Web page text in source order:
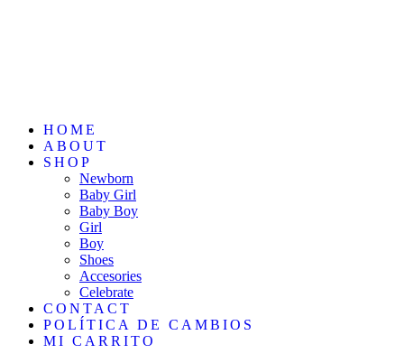
HOME
ABOUT
SHOP
Newborn
Baby Girl
Baby Boy
Girl
Boy
Shoes
Accesories
Celebrate
CONTACT
POLÍTICA DE CAMBIOS
MI CARRITO